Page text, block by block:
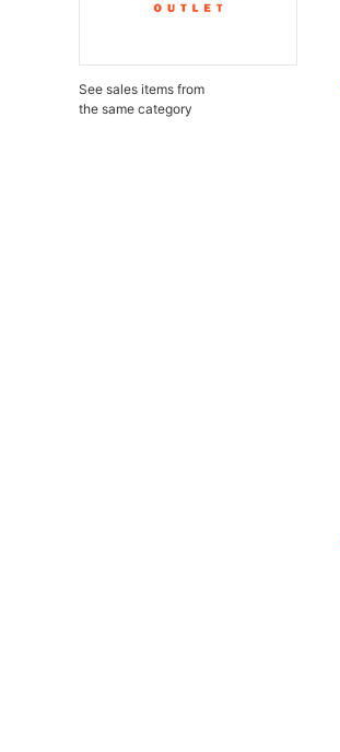
See sales items from
the same category